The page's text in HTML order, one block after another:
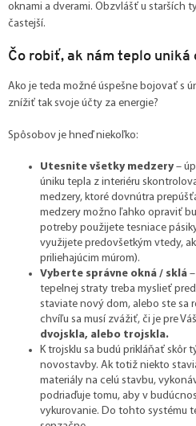
oknami a dverami. Obzvlášť u starších
častejší.
Čo robiť, ak nám teplo uniká
Ako je teda možné úspešne bojovať s
znížiť tak svoje účty za energie?
Spôsobov je hneď niekoľko:
Utesnite všetky medzery –
úniku tepla z interiéru
medzery, ktoré dovnútra
medzery možno ľahko opraviť
potreby použijete tesniace
využijete predovšetkým vtedy,
priliehajúcim múrom).
Vyberte správne okná / sklá
tepelnej straty treba myslieť
staviate nový dom, alebo ste sa
chvíľu sa musí zvážiť, či je pre
dvojskla, alebo trojskla.
K trojsklu sa budú prikláňať skôr
novostavby. Ak totiž niekto
materiály na celú stavbu,
podriaďuje tomu, aby v
vykurovanie. Do tohto systému